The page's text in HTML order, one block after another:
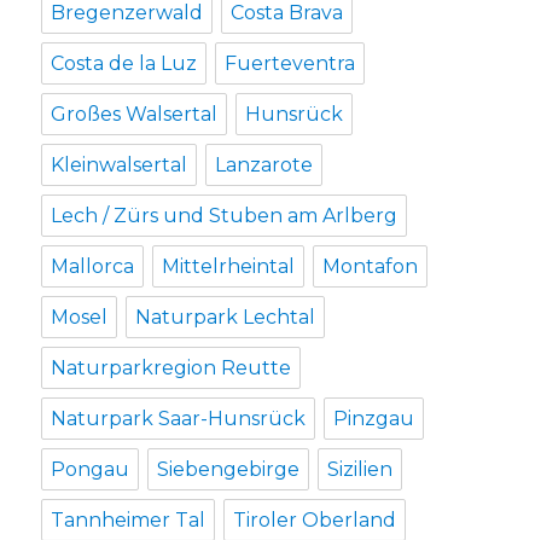
Bregenzerwald Costa Brava
Costa de la Luz Fuerteventra
Großes Walsertal Hunsrück
Kleinwalsertal Lanzarote
Lech / Zürs und Stuben am Arlberg
Mallorca Mittelrheintal Montafon
Mosel Naturpark Lechtal
Naturparkregion Reutte
Naturpark Saar-Hunsrück Pinzgau
Pongau Siebengebirge Sizilien
Tannheimer Tal Tiroler Oberland